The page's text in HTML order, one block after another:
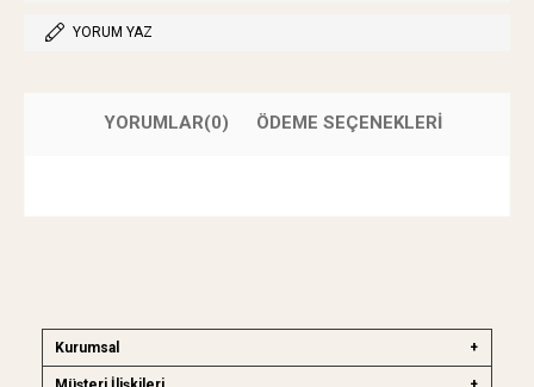
YORUM YAZ
YORUMLAR(0) ÖDEME SEÇENEKLERI
Kurumsal